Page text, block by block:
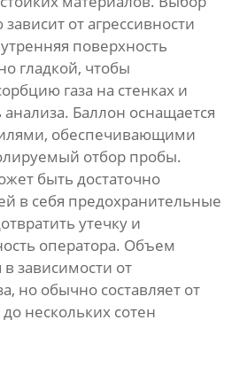
от агрессивности
поверхность
гладкой, чтобы
газа на стенках и
Баллон оснащается
обеспечивающими
отбор пробы.
быть достаточно
в себя предохранительные
утечку и
оператора. Объем
зависимости от
но обычно составляет от
нескольких сотен